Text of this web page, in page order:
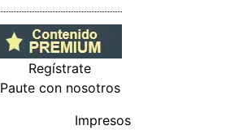
Regístrate
Paute con nosotros
Impresos